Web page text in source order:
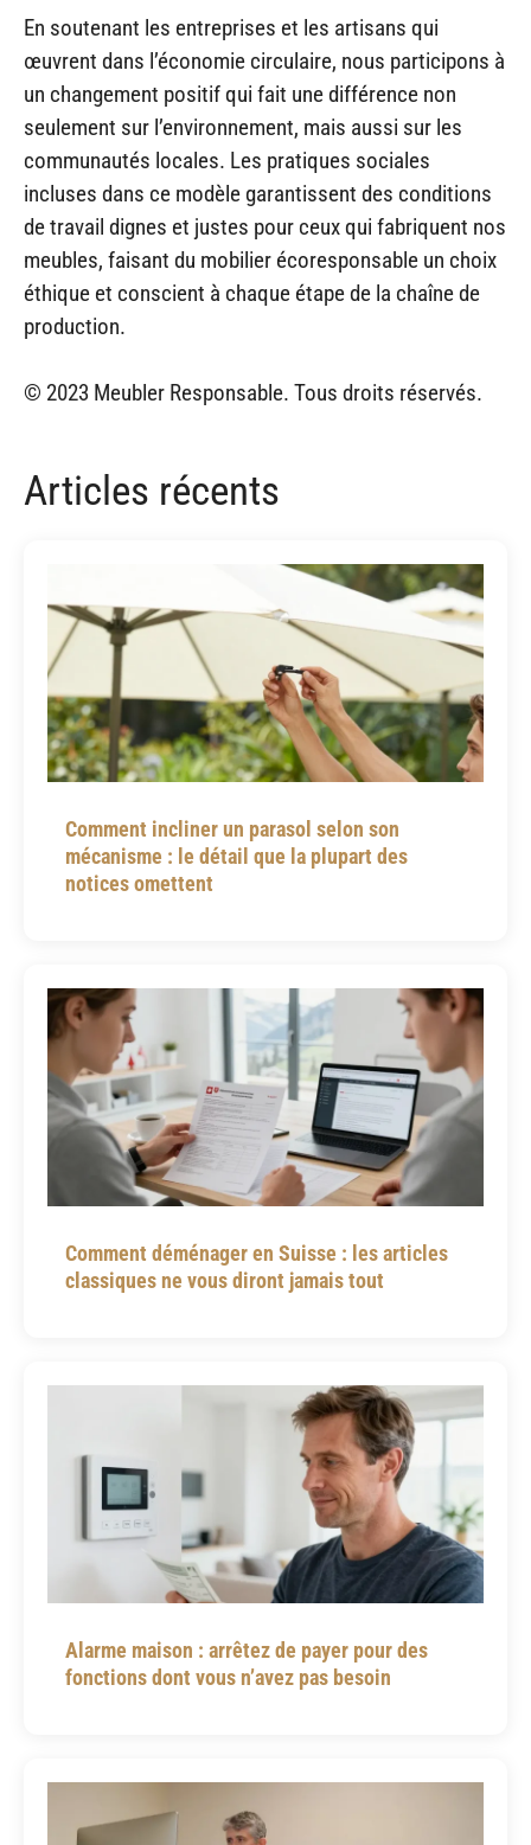
En soutenant les entreprises et les artisans qui
œuvrent dans l’économie circulaire, nous participons à
un changement positif qui fait une différence non
seulement sur l’environnement, mais aussi sur les
communautés locales. Les pratiques sociales
incluses dans ce modèle garantissent des conditions
de travail dignes et justes pour ceux qui fabriquent nos
meubles, faisant du mobilier écoresponsable un choix
éthique et conscient à chaque étape de la chaîne de
production.
© 2023 Meubler Responsable. Tous droits réservés.
Articles récents
Comment incliner un parasol selon son
mécanisme : le détail que la plupart des
notices omettent
Comment déménager en Suisse : les articles
classiques ne vous diront jamais tout
Alarme maison : arrêtez de payer pour des
fonctions dont vous n’avez pas besoin